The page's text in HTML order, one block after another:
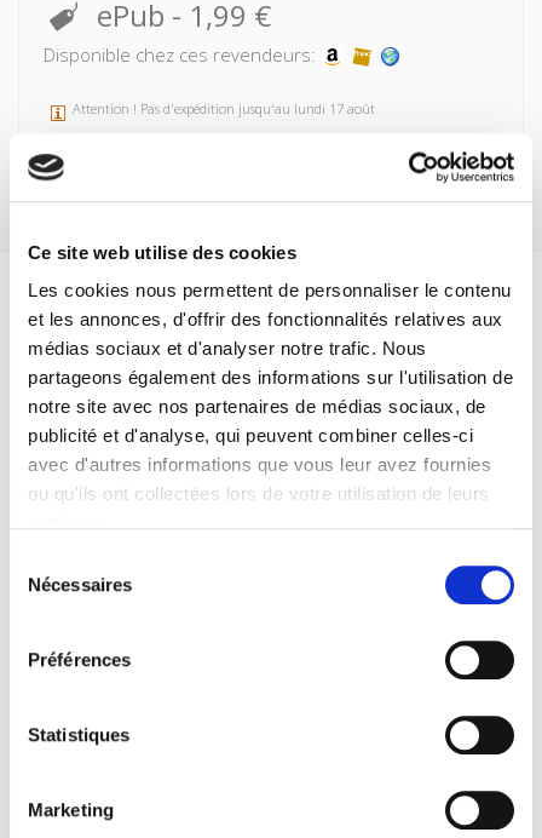
Ce site web utilise des cookies
Les cookies nous permettent de personnaliser le contenu
et les annonces, d'offrir des fonctionnalités relatives aux
médias sociaux et d'analyser notre trafic. Nous
partageons également des informations sur l'utilisation de
notre site avec nos partenaires de médias sociaux, de
publicité et d'analyse, qui peuvent combiner celles-ci
avec d'autres informations que vous leur avez fournies
ou qu'ils ont collectées lors de votre utilisation de leurs
Nécessaires
Préférences
Statistiques
Marketing
ePub - 1,99 €
Disponible chez ces revendeurs:
Attention ! Pas d'expédition jusqu'au lundi 17 août
Spécifications
Formats
Sommaire
Spécifications
Éditeur
Presses de Sciences Po
Thomas Barnay
Sécuriser l'emploi
Catégorie (éditeur)